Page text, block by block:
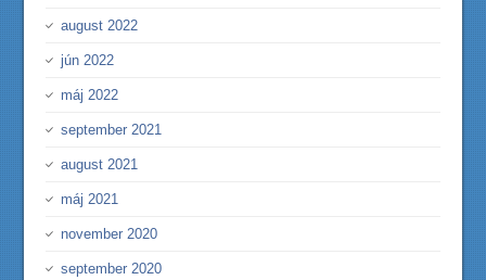
august 2022
jún 2022
máj 2022
september 2021
august 2021
máj 2021
november 2020
september 2020